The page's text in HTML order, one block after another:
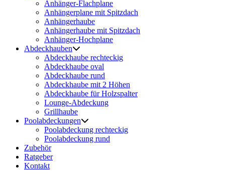
Anhänger-Flachplane
Anhängerplane mit Spitzdach
Anhängerhaube
Anhängerhaube mit Spitzdach
Anhänger-Hochplane
Abdeckhauben
Abdeckhaube rechteckig
Abdeckhaube oval
Abdeckhaube rund
Abdeckhaube mit 2 Höhen
Abdeckhaube für Holzspalter
Lounge-Abdeckung
Grillhaube
Poolabdeckungen
Poolabdeckung rechteckig
Poolabdeckung rund
Zubehör
Ratgeber
Kontakt